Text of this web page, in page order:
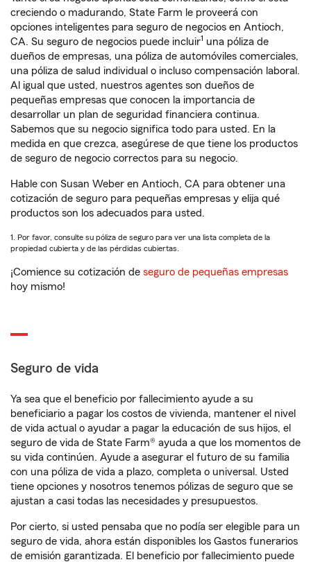
creciendo o madurando, State Farm le proveerá con
opciones inteligentes para seguro de negocios en Antioch,
CA. Su seguro de negocios puede incluir1 una póliza de
dueños de empresas, una póliza de automóviles comerciales,
una póliza de salud individual o incluso compensación laboral.
Al igual que usted, nuestros agentes son dueños de
pequeñas empresas que conocen la importancia de
desarrollar un plan de seguridad financiera continua.
Sabemos que su negocio significa todo para usted. En la
medida en que crezca, asegúrese de que tiene los productos
de seguro de negocio correctos para su negocio.
Hable con Susan Weber en Antioch, CA para obtener una
cotización de seguro para pequeñas empresas y elija qué
productos son los adecuados para usted.
1. Por favor, consulte su póliza de seguro para ver una lista completa de la
propiedad cubierta y de las pérdidas cubiertas.
¡Comience su cotización de seguro de pequeñas empresas
hoy mismo!
Seguro de vida
Ya sea que el beneficio por fallecimiento ayude a su
beneficiario a pagar los costos de vivienda, mantener el nivel
de vida actual o ayudar a pagar la educación de sus hijos, el
seguro de vida de State Farm® ayuda a que los momentos de
su vida continúen. Ayude a asegurar el futuro de su familia
con una póliza de vida a plazo, completa o universal. Usted
tiene opciones y nosotros tenemos pólizas de seguro que se
ajustan a casi todas las necesidades y presupuestos.
Por cierto, si usted pensaba que no podía ser elegible para un
seguro de vida, ahora están disponibles los Gastos funerarios
de emisión garantizada. El beneficio por fallecimiento puede